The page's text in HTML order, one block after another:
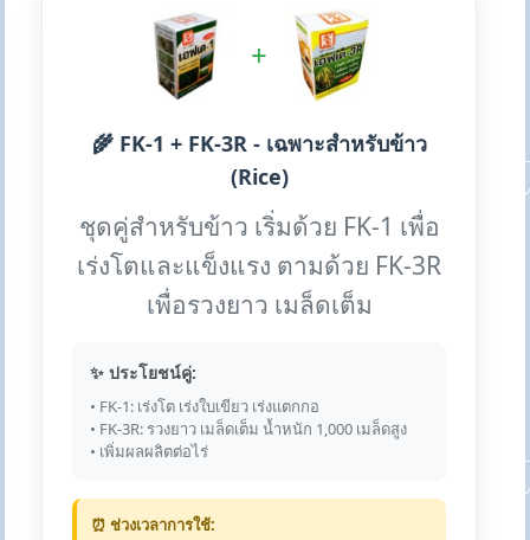
+
🌾 FK-1 + FK-3R - เฉพาะสำหรับข้าว
(Rice)
ชุดคู่สำหรับข้าว เริ่มด้วย FK-1 เพื่อ
เร่งโตและแข็งแรง ตามด้วย FK-3R
เพื่อรวงยาว เมล็ดเต็ม
✨ ประโยชน์คู่:
• FK-1: เร่งโต เร่งใบเขียว เร่งแตกกอ
• FK-3R: รวงยาว เมล็ดเต็ม น้ำหนัก 1,000 เมล็ดสูง
• เพิ่มผลผลิตต่อไร่
⏰ ช่วงเวลาการใช้: